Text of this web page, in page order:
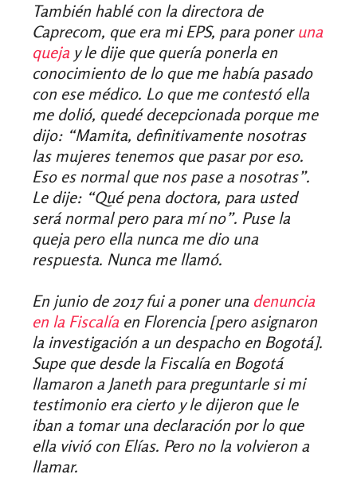
También hablé con la directora de
Caprecom, que era mi EPS, para poner una
queja y le dije que quería ponerla en
conocimiento de lo que me había pasado
con ese médico. Lo que me contestó ella
me dolió, quedé decepcionada porque me
dijo: “Mamita, definitivamente nosotras
las mujeres tenemos que pasar por eso.
Eso es normal que nos pase a nosotras”.
Le dije: “Qué pena doctora, para usted
será normal pero para mí no”. Puse la
queja pero ella nunca me dio una
respuesta. Nunca me llamó.
En junio de 2017 fui a poner una denuncia
en la Fiscalía en Florencia [pero asignaron
la investigación a un despacho en Bogotá].
Supe que desde la Fiscalía en Bogotá
llamaron a Janeth para preguntarle si mi
testimonio era cierto y le dijeron que le
iban a tomar una declaración por lo que
ella vivió con Elías. Pero no la volvieron a
llamar.